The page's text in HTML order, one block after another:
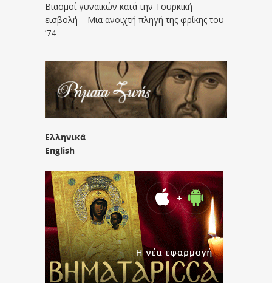
Βιασμοί γυναικών κατά την Τουρκική
εισβολή – Μια ανοιχτή πληγή της φρίκης του
’74
Ελληνικά
English